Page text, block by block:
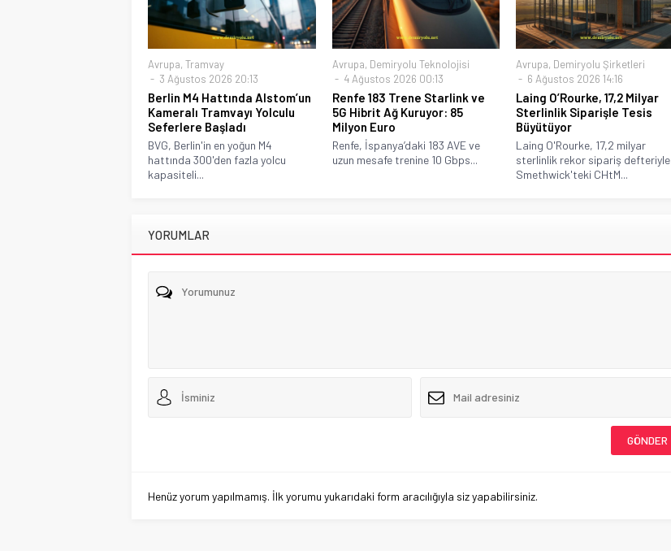
Avrupa, Tramvay
3 Ağustos 2026 20:13
Berlin M4 Hattında Alstom’un
Kameralı Tramvayı Yolculu
Seferlere Başladı
BVG, Berlin'in en yoğun M4
hattında 300'den fazla yolcu
kapasiteli...
Avrupa, Demiryolu Teknolojisi
4 Ağustos 2026 00:13
Renfe 183 Trene Starlink ve
5G Hibrit Ağ Kuruyor: 85
Milyon Euro
Renfe, İspanya’daki 183 AVE ve
uzun mesafe trenine 10 Gbps...
Avrupa, Demiryolu Şirketleri
6 Ağustos 2026 14:16
Laing O’Rourke, 17,2 Milyar
Sterlinlik Siparişle Tesis
Büyütüyor
Laing O'Rourke, 17,2 milyar
sterlinlik rekor sipariş defteriyle
Smethwick'teki CHtM...
YORUMLAR
Henüz yorum yapılmamış. İlk yorumu yukarıdaki form aracılığıyla siz yapabilirsiniz.